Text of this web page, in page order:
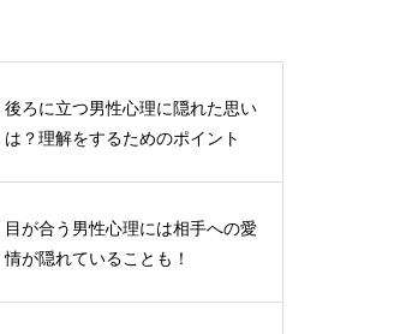
後ろに立つ男性心理に隠れた思い
は？理解をするためのポイント
目が合う男性心理には相手への愛
情が隠れていることも！